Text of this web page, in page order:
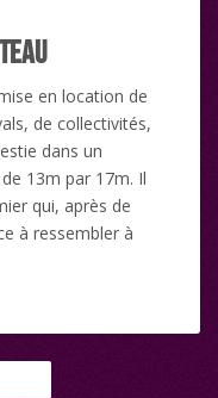
en location de
de collectivités,
dans un
13m par 17m. Il
qui, après de
à ressembler à